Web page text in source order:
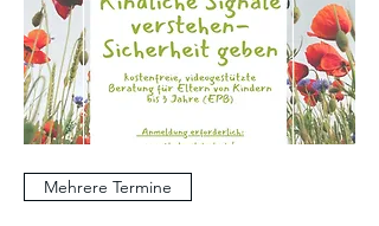
Mehrere Termine